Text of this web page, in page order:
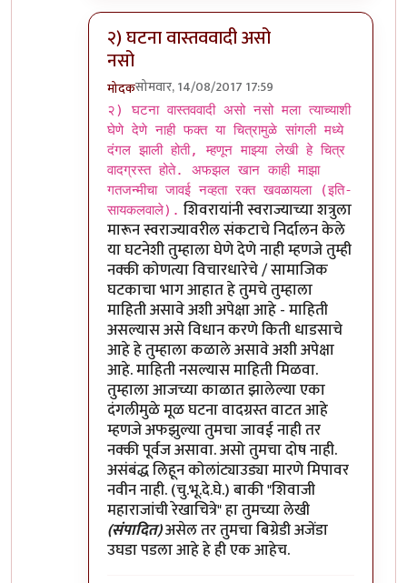
२) घटना वास्तववादी असो
नसो
मोदकसोमवार, 14/08/2017 17:59
In reply toमुनी जी ...!!byविशुमित
२) घटना वास्तववादी असो नसो मला त्याच्याशी
घेणे देणे नाही फक्त या चित्रामुळे सांगली मध्ये
दंगल झाली होती, म्हणून माझ्या लेखी हे चित्र
वादग्रस्त होते. अफझल खान काही माझा
गतजन्मीचा जावई नव्हता रक्त खवळायला (इति-
सायकलवाले). शिवरायांनी स्वराज्याच्या शत्रुला
मारून स्वराज्यावरील संकटाचे निर्दालन केले
या घटनेशी तुम्हाला घेणे देणे नाही म्हणजे तुम्ही
नक्की कोणत्या विचारधारेचे / सामाजिक
घटकाचा भाग आहात हे तुमचे तुम्हाला
माहिती असावे अशी अपेक्षा आहे - माहिती
असल्यास असे विधान करणे किती धाडसाचे
आहे हे तुम्हाला कळाले असावे अशी अपेक्षा
आहे. माहिती नसल्यास माहिती मिळवा.
तुम्हाला आजच्या काळात झालेल्या एका
दंगलीमुळे मूळ घटना वादग्रस्त वाटत आहे
म्हणजे अफझुल्या तुमचा जावई नाही तर
नक्की पूर्वज असावा. असो तुमचा दोष नाही.
असंबंद्ध लिहून कोलांट्याउड्या मारणे मिपावर
नवीन नाही. (चु.भू.दे.घे.) बाकी "शिवाजी
महाराजांची रेखाचित्रे" हा तुमच्या लेखी
(संपादित)असेल तर तुमचा बिग्रेडी अजेंडा
उघडा पडला आहे हे ही एक आहेच.